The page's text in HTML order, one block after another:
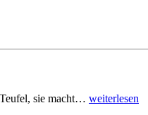
sie macht… weiterlesen